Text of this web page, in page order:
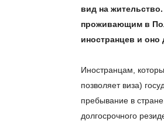
вид на
проживающим в
иностранцев и оно
Иностранцам,
позволяет виза)
пребывание в
долгосрочного